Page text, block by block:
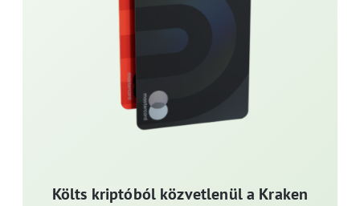
Költs kriptóból közvetlenül a Kraken